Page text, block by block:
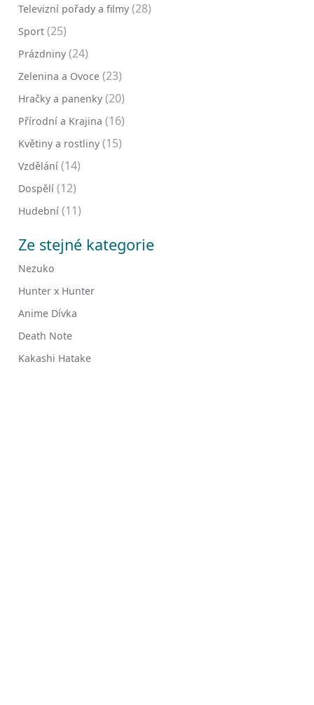
Televizní pořady a filmy (28)
Sport (25)
Prázdniny (24)
Zelenina a Ovoce (23)
Hračky a panenky (20)
Přírodní a Krajina (16)
Květiny a rostliny (15)
Vzdělání (14)
Dospělí (12)
Hudební (11)
Ze stejné kategorie
Nezuko
Hunter x Hunter
Anime Dívka
Death Note
Kakashi Hatake